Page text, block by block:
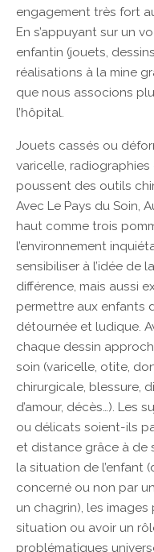
engagement très fort
En s’appuyant sur un
enfantin (jouets,
réalisations à la mine
que nous associons
l’hôpital.
Jouets cassés ou
varicelle,
poussent des outils
Avec Le Pays du Soin,
haut comme trois
l’environnement
sensibiliser à l’idée de
différence, mais aussi
permettre aux enfants
détournée et ludique.
chaque dessin
soin (varicelle, otite,
chirurgicale, blessure,
d’amour, décès…). Les
ou délicats soient-ils
et distance grâce à de
la situation de l’enfant
concerné ou non par
un chagrin), les
situation ou avoir un
problématiques